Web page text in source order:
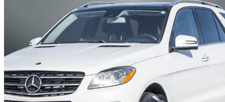
2014 Mercedes-Benz M-Class